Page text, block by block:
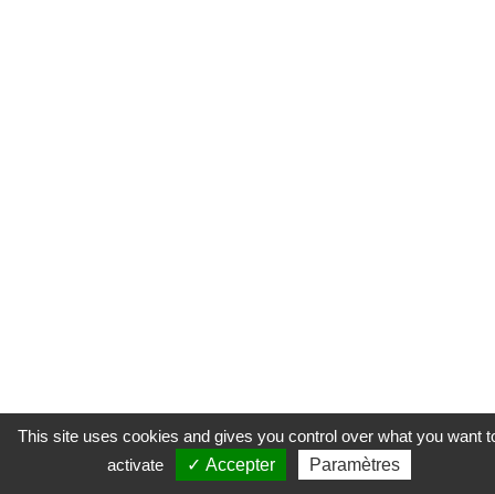
This site uses cookies and gives you control over what you want
activate
✓ Accepter Paramètres